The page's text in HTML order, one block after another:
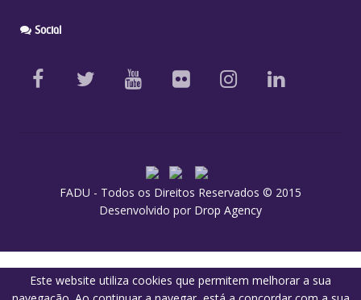
Social
FADU - Todos os Direitos Reservados © 2015
Desenvolvido por Drop Agency
Este website utiliza cookies que permitem melhorar a sua